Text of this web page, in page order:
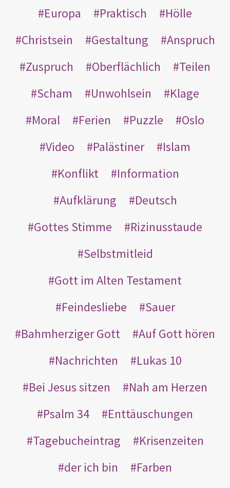
Europa
Praktisch
Hölle
Christsein
Gestaltung
Anspruch
Zuspruch
Oberflächlich
Teilen
Scham
Unwohlsein
Klage
Moral
Ferien Puzzle
Oslo
Video
Palästiner
Islam
Konflikt
Information
Aufklärung
Deutsch
Gottes Stimme
Rizinusstaude
Selbstmitleid
Gott im Alten Testament
Feindesliebe
Sauer
Bahmherziger Gott
Auf Gott hören
Nachrichten
Lukas 10
Bei Jesus sitzen
Nah am Herzen
Psalm 34
Enttäuschungen
Tagebucheintrag
Krisenzeiten
der ich bin
Farben